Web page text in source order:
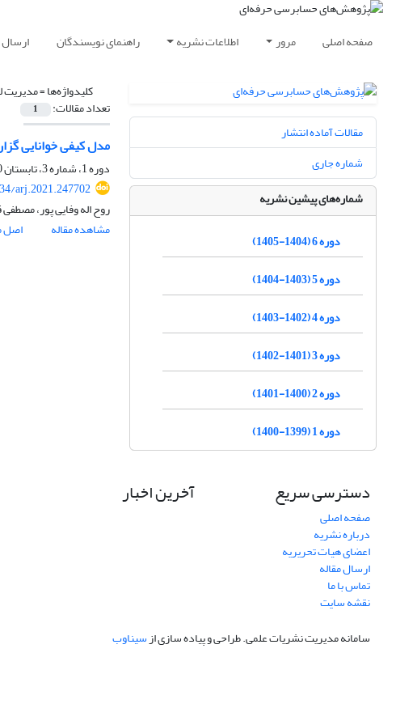
صفحه اصلی مرور اطلاعات نشریه راهنمای نویسندگان ارسال
کلیدواژه‌ها =مدیریت
تعداد مقالات: 1
مدل کیفی خوانایی
دوره 1، شماره 3، تابستان 1400، صفحه
arj.2021.247702
روح اله وفایی پور،
مشاهده مقاله
اصل
مقالات آماده انتشار
شماره جاری
شماره‌های پیشین نشریه
دوره 6 (1404-1405)
دوره 5 (1403-1404)
دوره 4 (1402-1403)
دوره 3 (1401-1402)
دوره 2 (1400-1401)
دوره 1 (1399-1400)
دسترسی سریع
صفحه اصلی
درباره نشریه
اعضای هیات تحریریه
ارسال مقاله
تماس با ما
نقشه سایت
آخرین اخبار
سامانه مدیریت نشریات علمی.طراحی و پیاده سازی ازسیناوب